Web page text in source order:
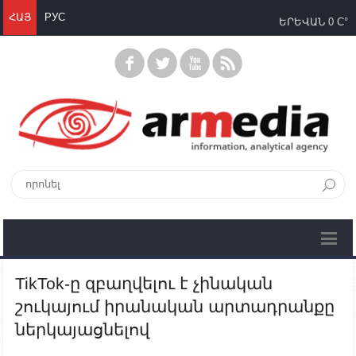
ՀԱՅ РУС ԵՐԵՎԱՆ 0 C°
TikTok-ը զբաղվելու է չինական
շուկայում իրանական արտադրանքը
ներկայացնելով